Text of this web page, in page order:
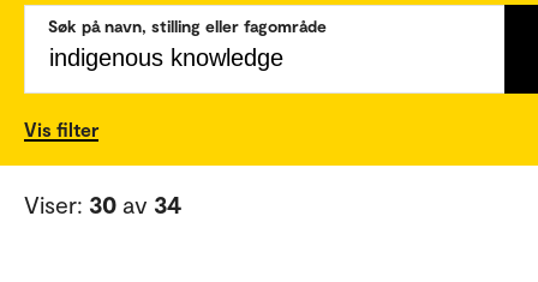
Søk på navn, stilling eller fagområde
Vis filter
Viser: 30 av 34